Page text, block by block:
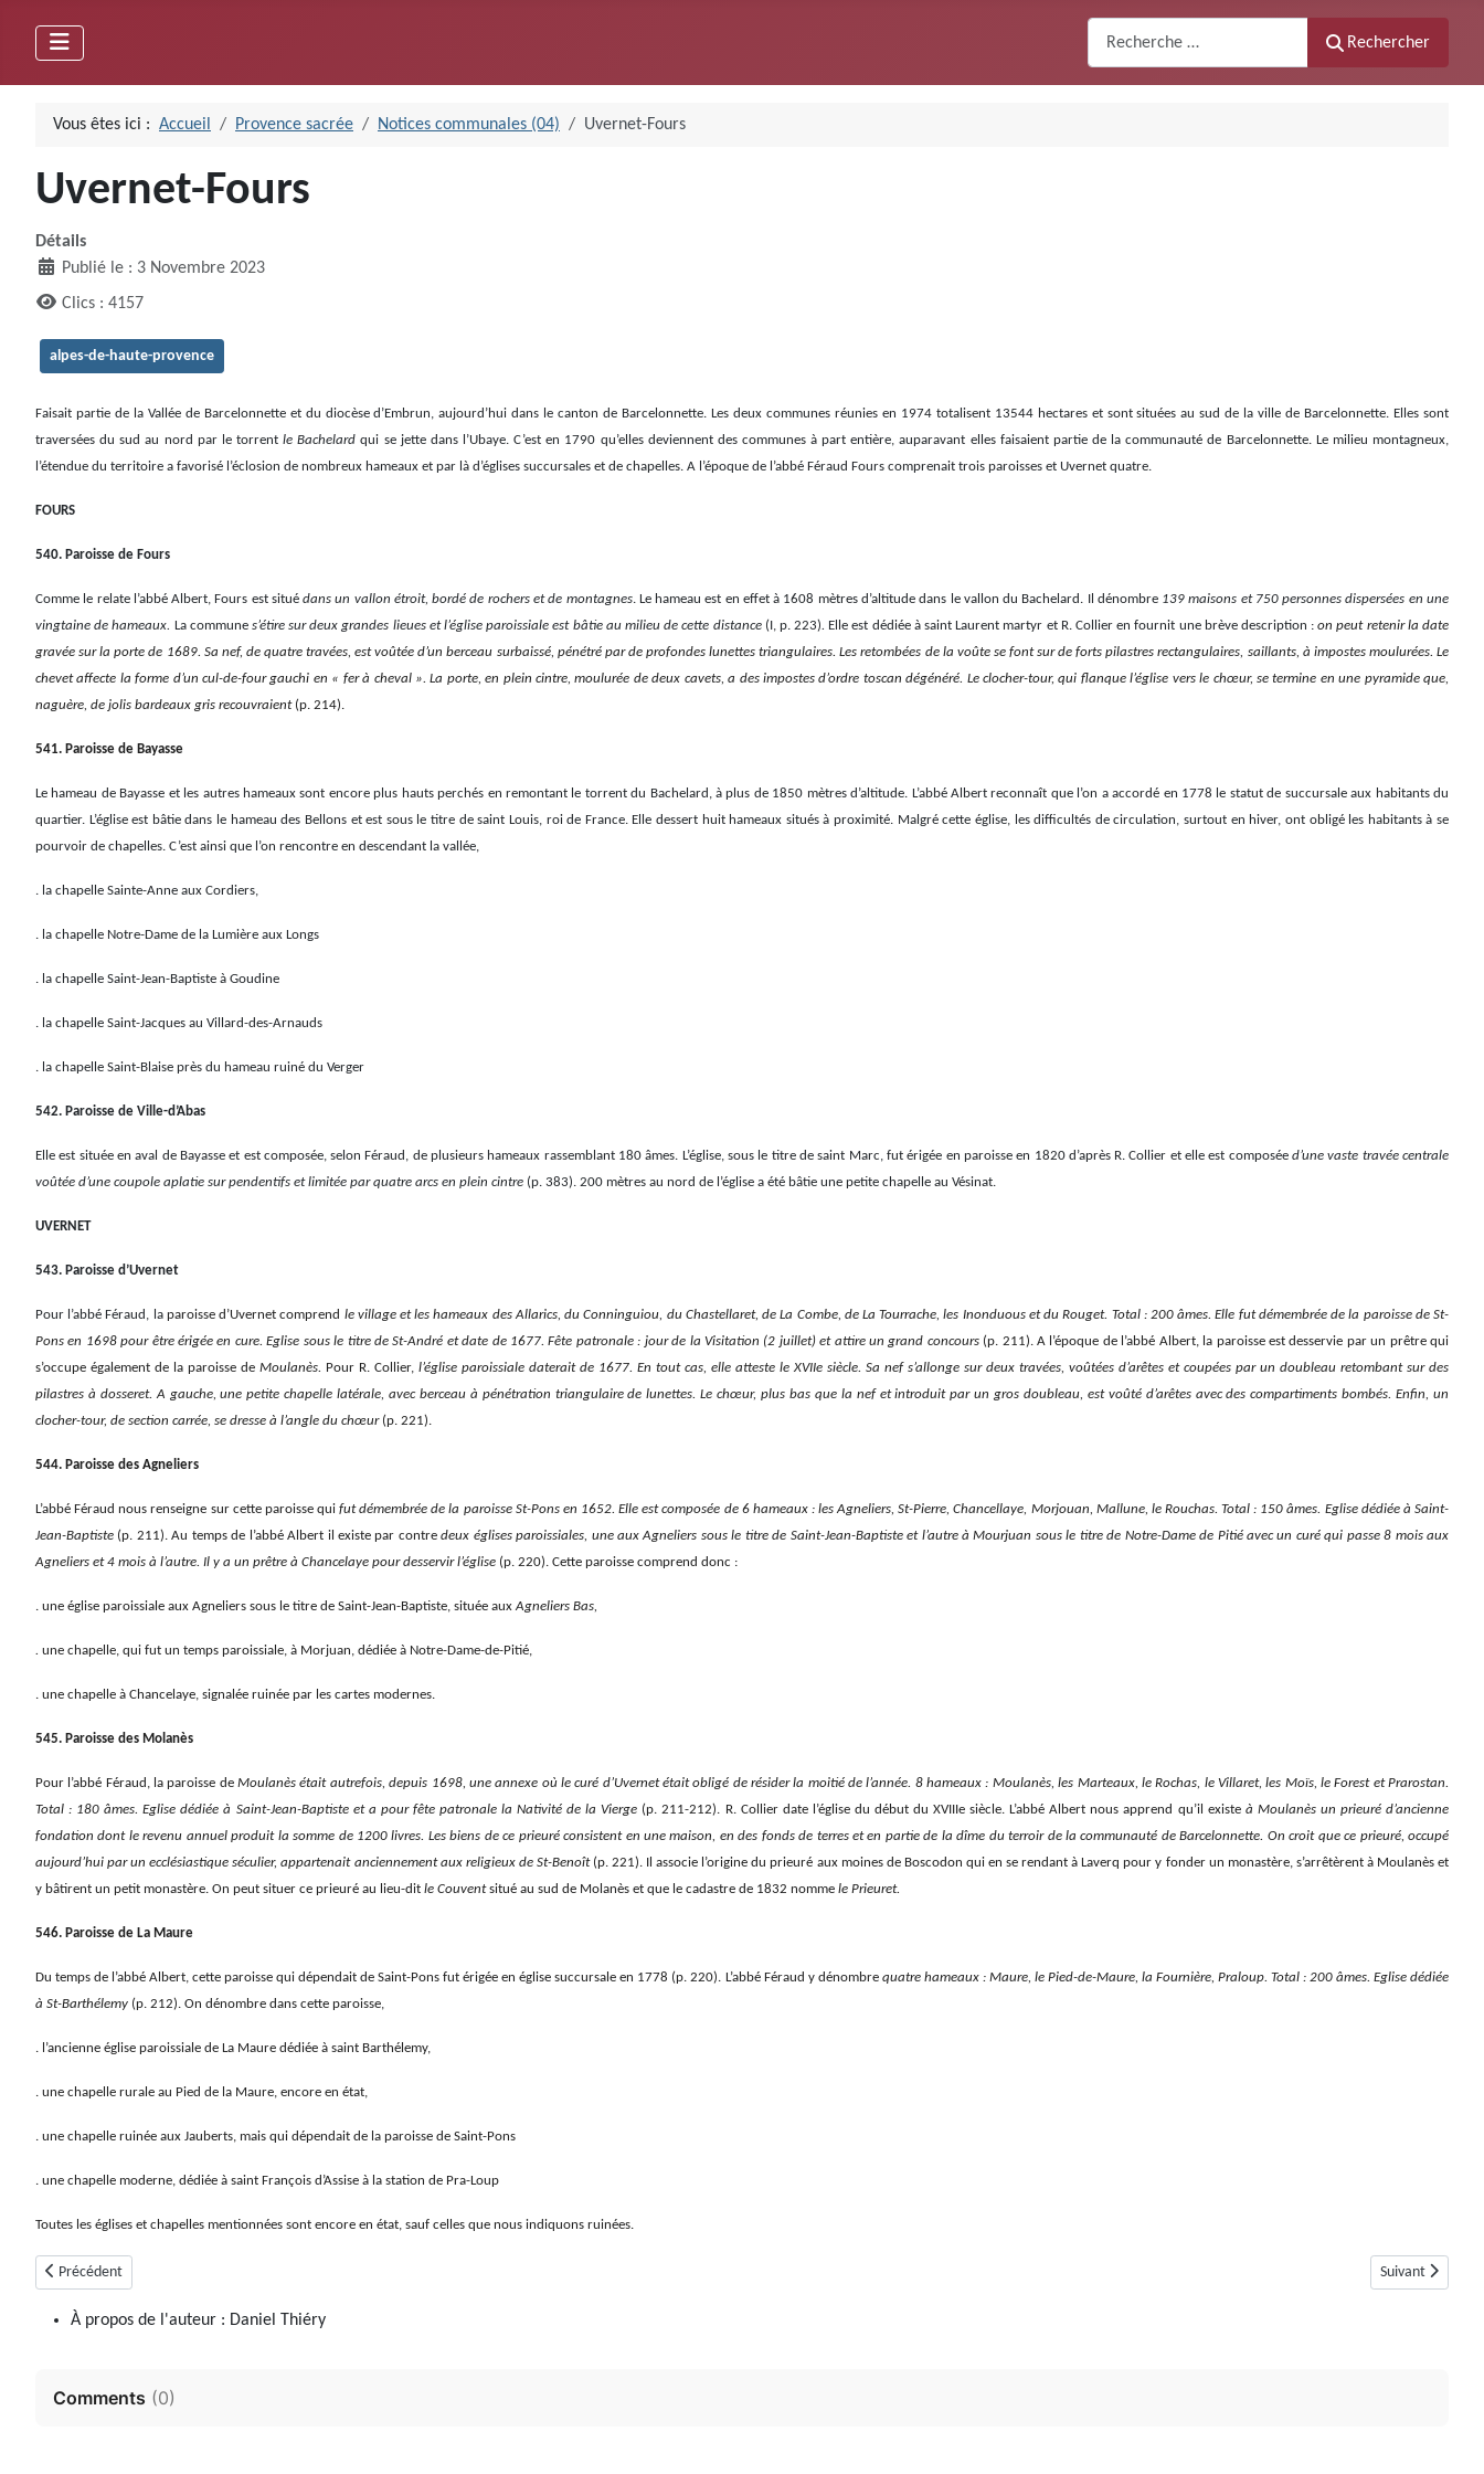
Rechercher
Vous êtes ici : Accueil Provence sacrée Notices communales (04) Uvernet-Fours
Uvernet-Fours
Détails
Publié le : 3 Novembre 2023
Clics : 4157
alpes-de-haute-provence
Faisait partie de la Vallée de Barcelonnette et du diocèse d’Embrun, aujourd’hui dans le canton de Barcelonnette. Les deux communes réunies en 1974 totalisent 13544 hectares et sont situées au sud de la ville de Barcelonnette. Elles sont
traversées du sud au nord par le torrentle Bachelard qui se jette dans l’Ubaye. C’est en 1790 qu’elles deviennent des communes à part entière, auparavant elles faisaient partie de la communauté de Barcelonnette. Le milieu montagneux,
l’étendue du territoire a favorisé l’éclosion de nombreux hameaux et par là d’églises succursales et de chapelles. A l’époque de l’abbé Féraud Fours comprenait trois paroisses et Uvernet quatre.
FOURS
540. Paroisse de Fours
Comme le relate l’abbé Albert, Fours est situédans un vallon étroit, bordé de rochers et de montagnes. Le hameau est en effet à 1608 mètres d’altitude dans le vallon du Bachelard. Il dénombre 139 maisons et 750 personnes dispersées en une
vingtaine de hameaux. La commune s’étire sur deux grandes lieues et l’église paroissiale est bâtie au milieu de cette distance (I, p. 223). Elle est dédiée à saint Laurent martyr et R. Collier en fournit une brève description :on peut retenir la date
gravée sur la porte de 1689. Sa nef, de quatre travées, est voûtée d’un berceau surbaissé, pénétré par de profondes lunettes triangulaires. Les retombées de la voûte se font sur de forts pilastres rectangulaires, saillants, à impostes moulurées. Le
chevet affecte la forme d’un cul-de-four gauchi en « fer à cheval ». La porte, en plein cintre, moulurée de deux cavets, a des impostes d’ordre toscan dégénéré. Le clocher-tour, qui flanque l’église vers le chœur, se termine en une pyramide que,
naguère, de jolis bardeaux gris recouvraient(p. 214).
541. Paroisse de Bayasse
Le hameau de Bayasse et les autres hameaux sont encore plus hauts perchés en remontant le torrent du Bachelard, à plus de 1850 mètres d’altitude. L’abbé Albert reconnaît que l’on a accordé en 1778 le statut de succursale aux habitants du
quartier. L’église est bâtie dans le hameau des Bellons et est sous le titre de saint Louis, roi de France. Elle dessert huit hameaux situés à proximité. Malgré cette église, les difficultés de circulation, surtout en hiver, ont obligé les habitants à se
pourvoir de chapelles. C’est ainsi que l’on rencontre en descendant la vallée,
. la chapelle Sainte-Anne aux Cordiers,
. la chapelle Notre-Dame de la Lumière aux Longs
. la chapelle Saint-Jean-Baptiste à Goudine
. la chapelle Saint-Jacques au Villard-des-Arnauds
. la chapelle Saint-Blaise près du hameau ruiné du Verger
542. Paroisse de Ville-d’Abas
Elle est située en aval de Bayasse et est composée, selon Féraud, de plusieurs hameaux rassemblant 180 âmes. L’église, sous le titre de saint Marc, fut érigée en paroisse en 1820 d’après R. Collier et elle est composéed’une vaste travée centrale
voûtée d’une coupole aplatie sur pendentifs et limitée par quatre arcs en plein cintre (p. 383). 200 mètres au nord de l’église a été bâtie une petite chapelle au Vésinat.
UVERNET
543. Paroisse d’Uvernet
Pour l’abbé Féraud, la paroisse d’Uvernet comprend le village et les hameaux des Allarics, du Conninguiou, du Chastellaret, de La Combe, de La Tourrache, les Inonduous et du Rouget. Total : 200 âmes. Elle fut démembrée de la paroisse de St-
Pons en 1698 pour être érigée en cure. Eglise sous le titre de St-André et date de 1677. Fête patronale : jour de la Visitation (2 juillet) et attire un grand concours(p. 211). A l’époque de l’abbé Albert, la paroisse est desservie par un prêtre qui
s’occupe également de la paroisse de Moulanès. Pour R. Collier, l’église paroissiale daterait de 1677. En tout cas, elle atteste le XVIIe siècle. Sa nef s’allonge sur deux travées, voûtées d’arêtes et coupées par un doubleau retombant sur des
pilastres à dosseret. A gauche, une petite chapelle latérale, avec berceau à pénétration triangulaire de lunettes. Le chœur, plus bas que la nef et introduit par un gros doubleau, est voûté d’arêtes avec des compartiments bombés. Enfin, un
clocher-tour, de section carrée, se dresse à l’angle du chœur (p. 221).
544. Paroisse des Agneliers
L’abbé Féraud nous renseigne sur cette paroisse quifut démembrée de la paroisse St-Pons en 1652. Elle est composée de 6 hameaux : les Agneliers, St-Pierre, Chancellaye, Morjouan, Mallune, le Rouchas. Total : 150 âmes. Eglise dédiée à Saint-
Jean-Baptiste (p. 211). Au temps de l’abbé Albert il existe par contredeux églises paroissiales, une aux Agneliers sous le titre de Saint-Jean-Baptiste et l’autre à Mourjuan sous le titre de Notre-Dame de Pitié avec un curé qui passe 8 mois aux
Agneliers et 4 mois à l’autre. Il y a un prêtre à Chancelaye pour desservir l’église (p. 220). Cette paroisse comprend donc :
. une église paroissiale aux Agneliers sous le titre de Saint-Jean-Baptiste, située auxAgneliers Bas,
. une chapelle, qui fut un temps paroissiale, à Morjuan, dédiée à Notre-Dame-de-Pitié,
. une chapelle à Chancelaye, signalée ruinée par les cartes modernes.
545. Paroisse des Molanès
Pour l’abbé Féraud, la paroisse deMoulanès était autrefois, depuis 1698, une annexe où le curé d’Uvernet était obligé de résider la moitié de l’année. 8 hameaux : Moulanès, les Marteaux, le Rochas, le Villaret, les Moïs, le Forest et Prarostan.
Total : 180 âmes. Eglise dédiée à Saint-Jean-Baptiste et a pour fête patronale la Nativité de la Vierge (p. 211-212). R. Collier date l’église du début du XVIIIe siècle. L’abbé Albert nous apprend qu’il existeà Moulanès un prieuré d’ancienne
fondation dont le revenu annuel produit la somme de 1200 livres. Les biens de ce prieuré consistent en une maison, en des fonds de terres et en partie de la dîme du terroir de la communauté de Barcelonnette. On croit que ce prieuré, occupé
aujourd’hui par un ecclésiastique séculier, appartenait anciennement aux religieux de St-Benoît (p. 221). Il associe l’origine du prieuré aux moines de Boscodon qui en se rendant à Laverq pour y fonder un monastère, s’arrêtèrent à Moulanès et
y bâtirent un petit monastère. On peut situer ce prieuré au lieu-dit le Couventsitué au sud de Molanès et que le cadastre de 1832 nomme le Prieuret.
546. Paroisse de La Maure
Du temps de l’abbé Albert, cette paroisse qui dépendait de Saint-Pons fut érigée en église succursale en 1778 (p. 220). L’abbé Féraud y dénombre quatre hameaux : Maure, le Pied-de-Maure, la Fournière, Praloup. Total : 200 âmes. Eglise dédiée
à St-Barthélemy (p. 212). On dénombre dans cette paroisse,
. l’ancienne église paroissiale de La Maure dédiée à saint Barthélemy,
. une chapelle rurale au Pied de la Maure, encore en état,
. une chapelle ruinée aux Jauberts, mais qui dépendait de la paroisse de Saint-Pons
. une chapelle moderne, dédiée à saint François d’Assise à la station de Pra-Loup
Toutes les églises et chapelles mentionnées sont encore en état, sauf celles que nous indiquons ruinées.
Article précédent : Ubraye
Précédent Article suivant :
Suivant
À propos de l'auteur : Daniel Thiéry
Comments (0)